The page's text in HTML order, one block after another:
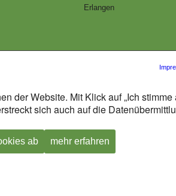
Erlangen
der Website. Mit Klick auf „Ich
sich auch auf die
ab mehr erfahren